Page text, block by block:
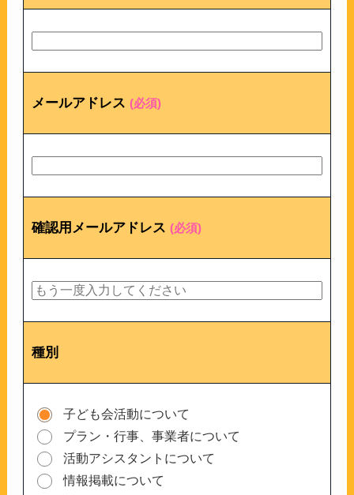
メールアドレス (必須)
確認用メールアドレス (必須)
種別
子ども会活動について
プラン・行事、事業者について
活動アシスタントについて
情報掲載について